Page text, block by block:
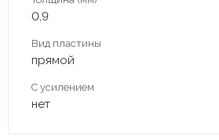
0,9
Вид пластины
прямой
С усилением
нет